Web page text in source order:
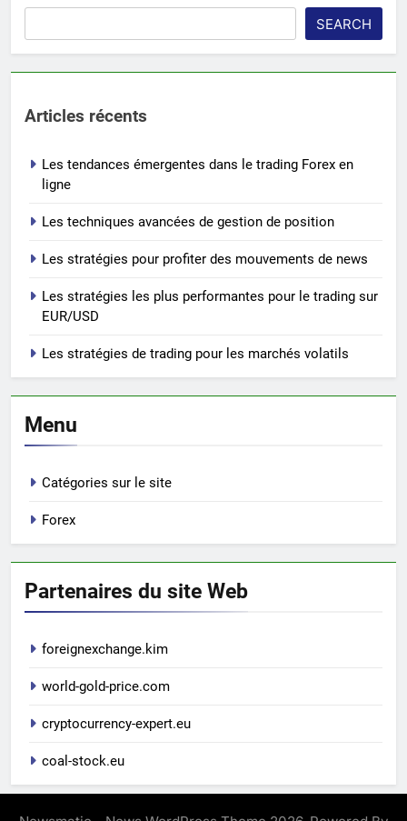
SEARCH
Articles récents
Les tendances émergentes dans le trading Forex en
ligne
Les techniques avancées de gestion de position
Les stratégies pour profiter des mouvements de news
Les stratégies les plus performantes pour le trading sur
EUR/USD
Les stratégies de trading pour les marchés volatils
Menu
Catégories sur le site
Forex
Partenaires du site Web
foreignexchange.kim
world-gold-price.com
cryptocurrency-expert.eu
coal-stock.eu